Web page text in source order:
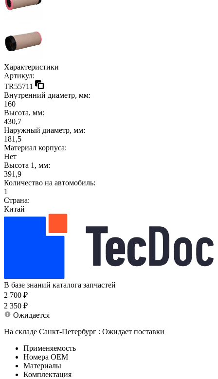
Характеристики
Артикул:
TR55711
Внутренний диаметр, мм:
160
Высота, мм:
430,7
Наружный диаметр, мм:
181,5
Материал корпуса:
Нет
Высота 1, мм:
391,9
Количество на автомобиль:
1
Страна:
Китай
В базе знаний каталога запчастей
2 700 ₽
2 350 ₽
Ожидается
На складе Санкт-Петербург : Ожидает поставки
Применяемость
Номера ОЕМ
Материалы
Комплектация